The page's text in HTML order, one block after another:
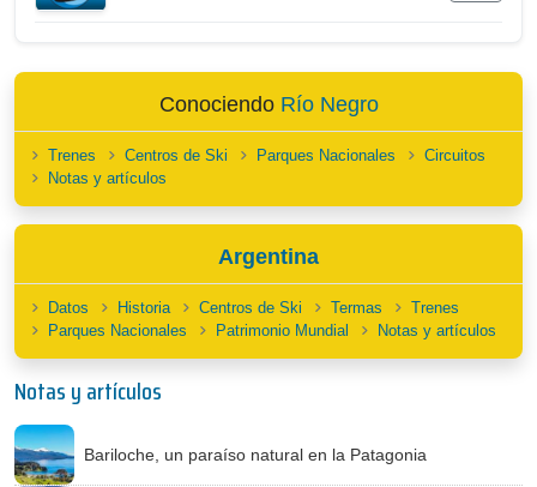
Conociendo Río Negro
Trenes Centros de Ski Parques Nacionales
Circuitos
Notas y artículos
Argentina
Datos Historia Centros de Ski Termas
Trenes
Parques Nacionales
Patrimonio Mundial Notas y artículos
Notas y artículos
Bariloche, un paraíso natural en la Patagonia